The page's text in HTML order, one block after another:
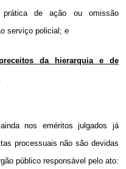
de ação ou omissão
serviço policial; e
da hierarquia e de
nos eméritos julgados já
processuais não são devidas
público responsável pelo ato: